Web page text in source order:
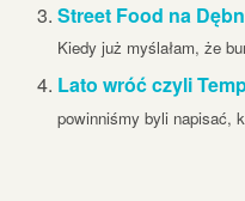
Street Food na
Kiedy już myślałam, że
Lato wróć czyli
powinniśmy byli napisać,